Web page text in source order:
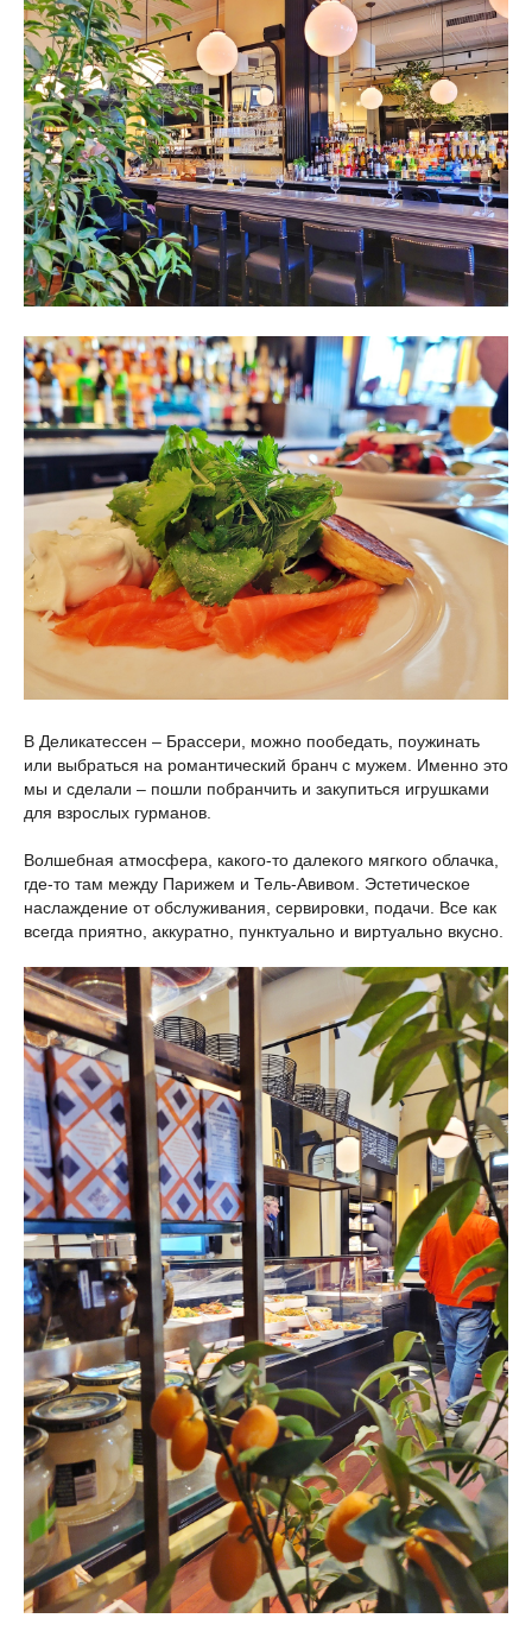
В Деликатессен – Брассери, можно пообедать, поужинать
или выбраться на романтический бранч с мужем. Именно это
мы и сделали – пошли побранчить и закупиться игрушками
для взрослых гурманов.
Волшебная атмосфера, какого-то далекого мягкого облачка,
где-то там между Парижем и Тель-Авивом. Эстетическое
наслаждение от обслуживания, сервировки, подачи. Все как
всегда приятно, аккуратно, пунктуально и виртуально вкусно.